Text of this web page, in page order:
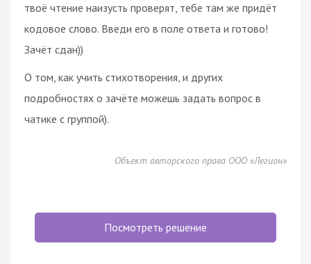
твоё чтение наизусть проверят, тебе там же придёт
кодовое слово. Введи его в поле ответа и готово!
Зачёт сдан))
О том, как учить стихотворения, и других
подробностях о зачёте можешь задать вопрос в
чатике с группой).
Объект авторского права ООО «Легион»
Посмотреть решение